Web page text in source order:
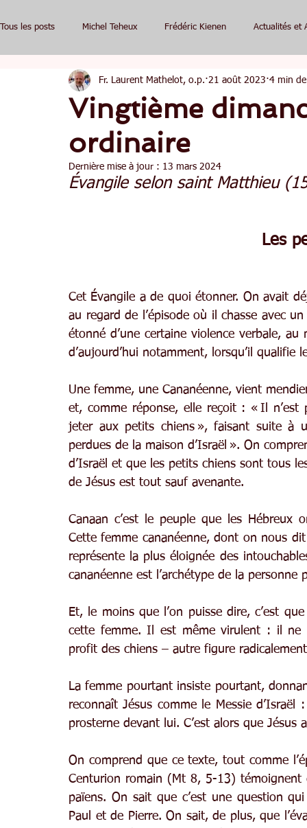
Tous les posts Michel Teheux Frédéric Kienen Actualités et
Vingtième
ordinaire
Fr. Laurent Mathelot, o.p. 21 août 2023 4 min
Dernière mise à jour : 13 mars 2024
Évangile selon saint Matthieu
Les
Cet Évangile a de quoi étonner. On avait
au regard de l’épisode où il chasse avec
étonné d’une certaine violence verbale, au
d’aujourd’hui notamment, lorsqu’il qualifie
Une femme, une Cananéenne, vient
et, comme réponse, elle reçoit : « Il
jeter aux petits chiens », faisant suite à
perdues de la maison d’Israël ». On
d’Israël et que les petits chiens sont tous
de Jésus est tout sauf avenante.
Canaan c’est le peuple que les Hébreux
Cette femme cananéenne, dont on nous
représente la plus éloignée des
cananéenne est l’archétype de la personne
Et, le moins que l’on puisse dire, c’est
cette femme. Il est même virulent : il ne
profit des chiens – autre figure
La femme pourtant insiste pourtant,
reconnaît Jésus comme le Messie d’Israël :
prosterne devant lui. C’est alors que Jésus
On comprend que ce texte, tout comme
Centurion romain (Mt 8, 5-13) témoignent
païens. On sait que c’est une question
Paul et de Pierre. On sait, de plus, que